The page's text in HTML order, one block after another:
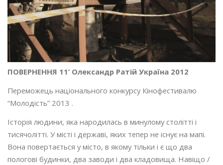
ПОВЕРНЕННЯ 11’ Олександр Ратій Україна 2012
Переможець національного конкурсу Кінофестивалю
“Молодість” 2013 .
Історія людини, яка народилась в минулому столітті і
тисячолітті. У місті і державі, яких тепер не існує на мапі.
Вона повертається у місто, в якому тільки і є що два
пологові будинки, два заводи і два кладовища. Навіщо /